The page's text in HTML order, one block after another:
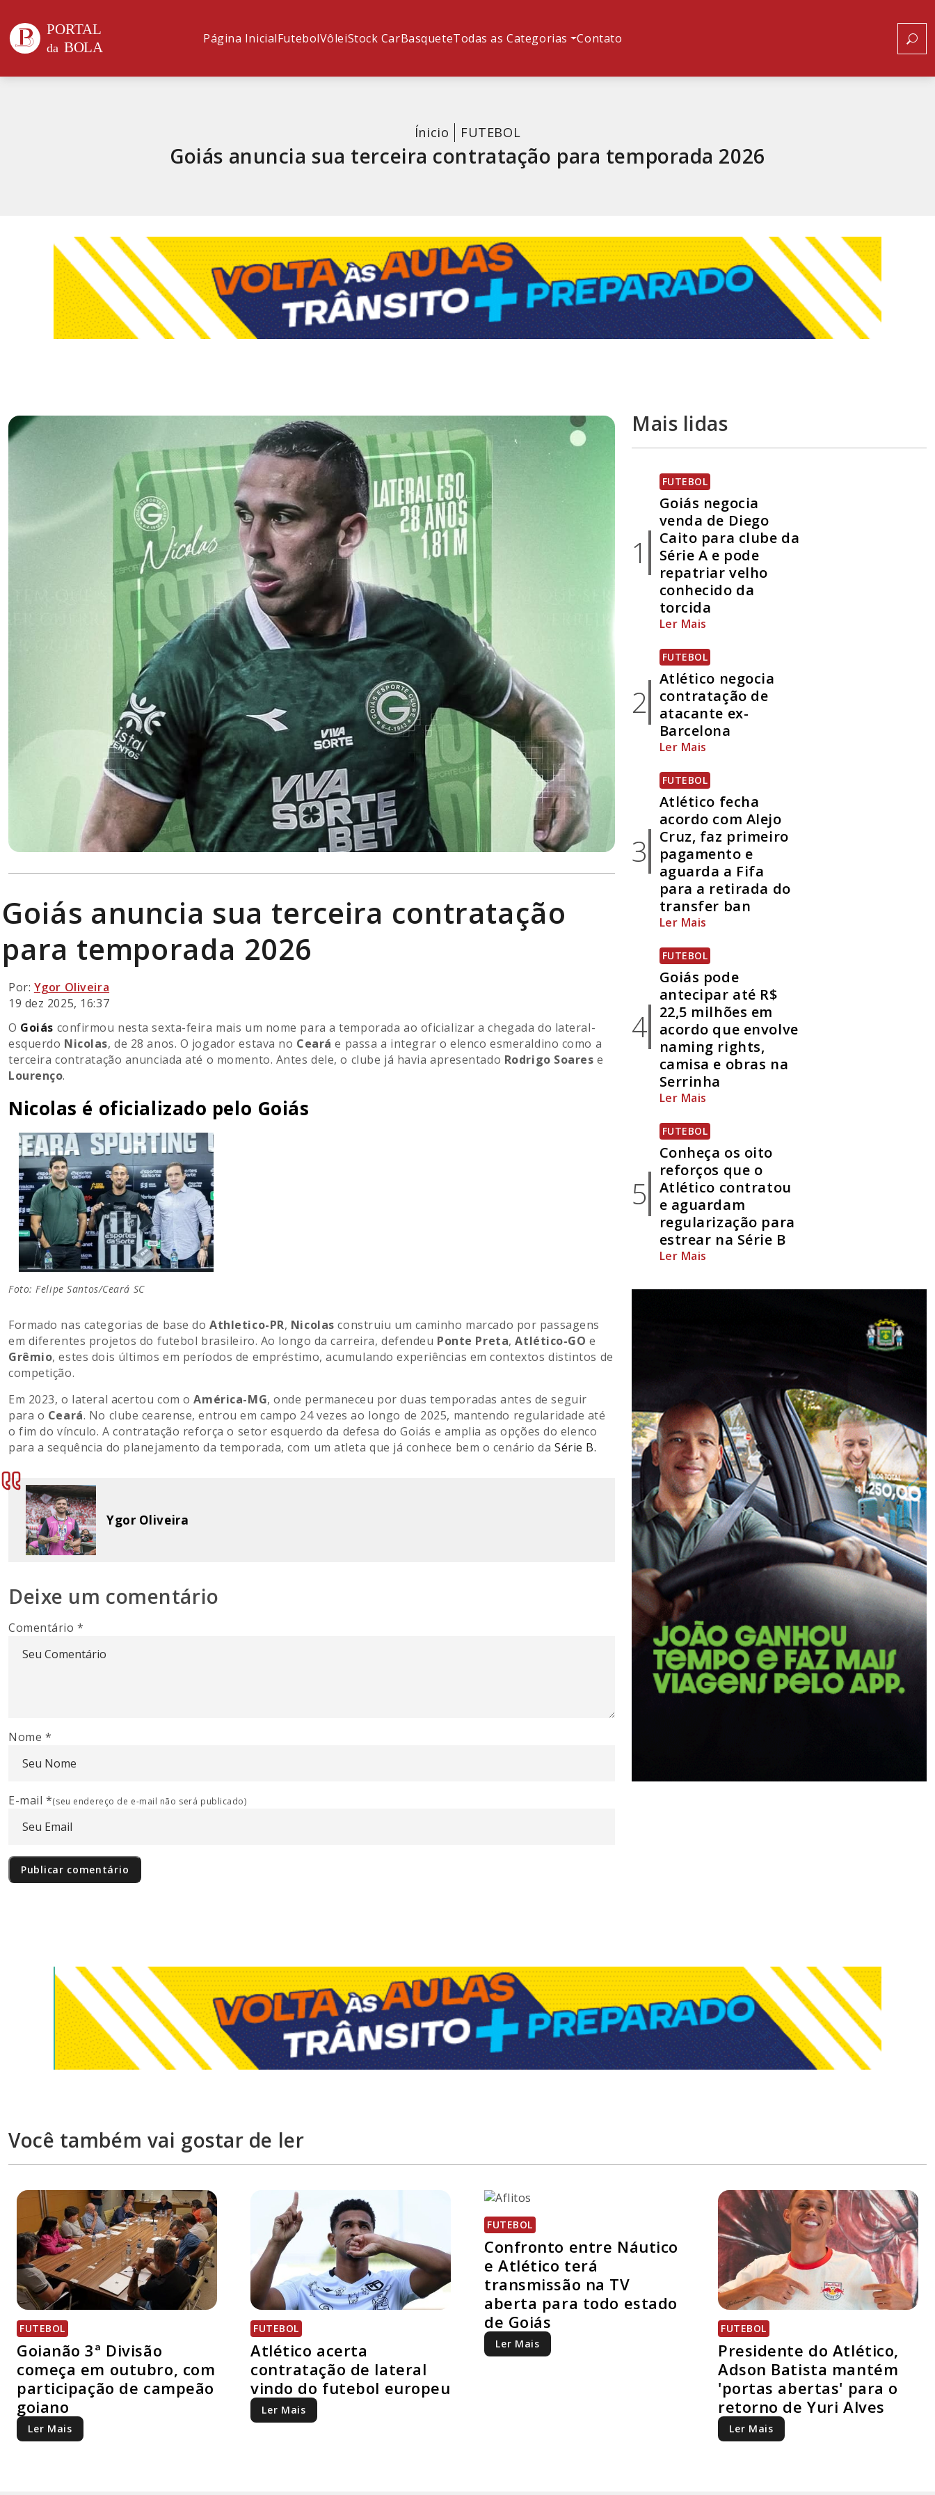
Página InicialFutebolVôleiStock CarBasqueteTodas as Categorias Contato
Ínicio FUTEBOL
Goiás anuncia sua terceira contratação para temporada 2026
Goiás anuncia sua terceira contratação
para temporada 2026
Por: Ygor Oliveira
19 dez 2025, 16:37
O Goiás confirmou nesta sexta-feira mais um nome para a temporada ao oficializar a chegada do lateral-
esquerdo Nicolas, de 28 anos. O jogador estava no Ceará e passa a integrar o elenco esmeraldino como a
terceira contratação anunciada até o momento. Antes dele, o clube já havia apresentado Rodrigo Soares e
Lourenço.
Nicolas é oficializado pelo Goiás
Foto: Felipe Santos/Ceará SC
Formado nas categorias de base doAthletico-PR, Nicolas construiu um caminho marcado por passagens
em diferentes projetos do futebol brasileiro. Ao longo da carreira, defendeu Ponte Preta,Atlético-GO e
Grêmio, estes dois últimos em períodos de empréstimo, acumulando experiências em contextos distintos de
competição.
Em 2023, o lateral acertou com oAmérica-MG, onde permaneceu por duas temporadas antes de seguir
para o Ceará. No clube cearense, entrou em campo 24 vezes ao longo de 2025, mantendo regularidade até
o fim do vínculo. A contratação reforça o setor esquerdo da defesa do Goiás e amplia as opções do elenco
para a sequência do planejamento da temporada, com um atleta que já conhece bem o cenário daSérie B.
Ygor Oliveira
Deixe um comentário
Comentário*
Nome *
E-mail *(seu endereço de e-mail não será publicado)
Mais lidas
1
FUTEBOL
Goiás negocia
venda de Diego
Caito para clube da
Série A e pode
repatriar velho
conhecido da
torcida
Ler Mais
2
FUTEBOL
Atlético negocia
contratação de
atacante ex-
Barcelona
Ler Mais
3
FUTEBOL
Atlético fecha
acordo com Alejo
Cruz, faz primeiro
pagamento e
aguarda a Fifa
para a retirada do
transfer ban
Ler Mais
4
FUTEBOL
Goiás pode
antecipar até R$
22,5 milhões em
acordo que envolve
naming rights,
camisa e obras na
Serrinha
Ler Mais
5
FUTEBOL
Conheça os oito
reforços que o
Atlético contratou
e aguardam
regularização para
estrear na Série B
Ler Mais
Você também vai gostar de ler
FUTEBOL
Goianão 3ª Divisão
começa em outubro, com
participação de campeão
goiano
Ler Mais
FUTEBOL
Atlético acerta
contratação de lateral
vindo do futebol europeu
Ler Mais
FUTEBOL
Confronto entre Náutico
e Atlético terá
transmissão na TV
aberta para todo estado
de Goiás
Ler Mais
FUTEBOL
Presidente do Atlético,
Adson Batista mantém
'portas abertas' para o
retorno de Yuri Alves
Ler Mais